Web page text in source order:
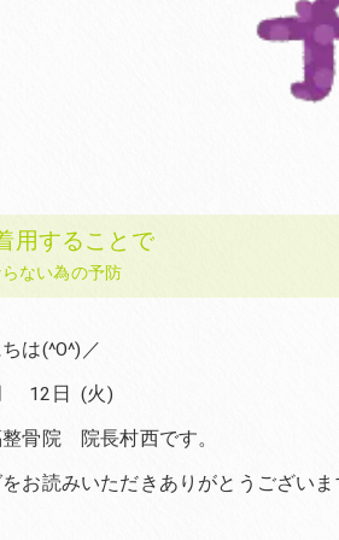
用することで
ない為の予防
は(^O^)／
12日 (火)
骨院 院長村西です。
お読みいただきありがとうござい